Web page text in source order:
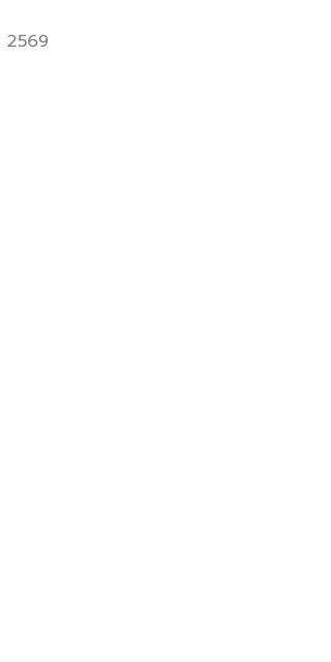
2569